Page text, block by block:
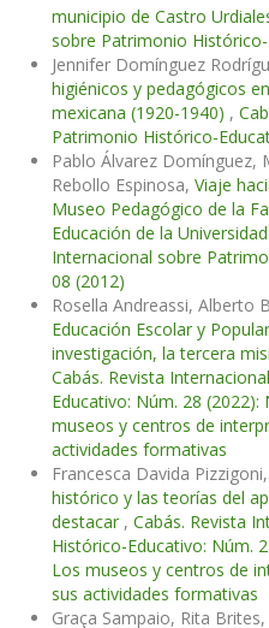
municipio de Castro
sobre Patrimonio
Jennifer Domínguez
higiénicos y pedagógicos
mexicana (1920-1940) ,
Patrimonio Histórico-
Pablo Álvarez Domínguez,
Rebollo Espinosa, Viaje
Museo Pedagógico de la
Educación de la
Internacional sobre
08 (2012)
Rosella Andreassi, Alberto
Educación Escolar y
investigación, la tercera
Cabás. Revista
Educativo: Núm. 28
museos y centros de
actividades formativas
Francesca Davida Pizzigoni,
histórico y las teorías del
destacar , Cabás. Revista
Histórico-Educativo: Núm.
Los museos y centros de
sus actividades formativas
Graça Sampaio, Rita Brites,